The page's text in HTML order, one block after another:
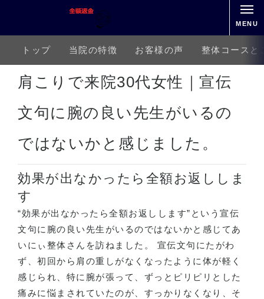
MENU
トップ 当院の特徴 お客様の声 整体コースと
ホーム 上半身の痛み 肩の痛み 肩こりで来院30代女性｜宣伝文句に腕の良い
肩こりで来院30代女性｜宣伝
文句に腕の良い先生がいるの
ではないかと感じました。
効果が出なかったら全額お返ししま
す
“効果が出なかったら全額お返しします”という宣伝
文句に腕の良い先生がいるのではないかと感じてあ
いにぃ整体さんを訪ねました。 宣伝文句にたがわ
ず、初回から肩の重しがなくなったように体が軽く
感じられ、特に腕が張って、ずっとピリピリとした
痛みに悩まされていたのが、すっかりなくなり、そ